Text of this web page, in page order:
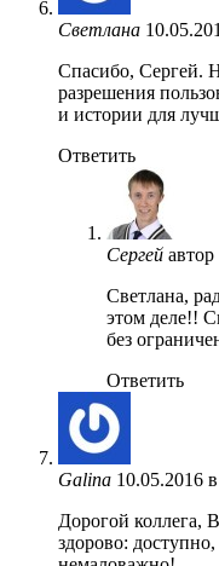
Светлана
Спасибо, Сергей.
разрешения
и истории для
Ответить
Сергей автор
Светлана,
этом деле!!
без
Ответить
Galina 10.05.2016
Дорогой
здорово: